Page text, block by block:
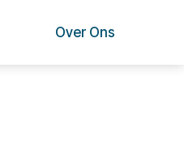
Over Ons